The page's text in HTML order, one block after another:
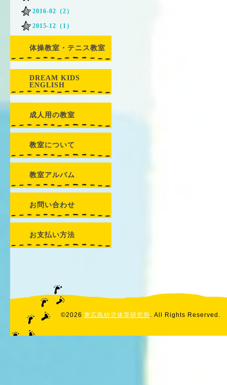
2016-02（2）
2015-12（1）
体操教室・テニス教室
DREAM KIDS
ENGLISH
成人用の教室
教室について
教室アルバム
お問い合わせ
お支払い方法
©2026 東広島幼児体育研究所. All Rights Reserved.